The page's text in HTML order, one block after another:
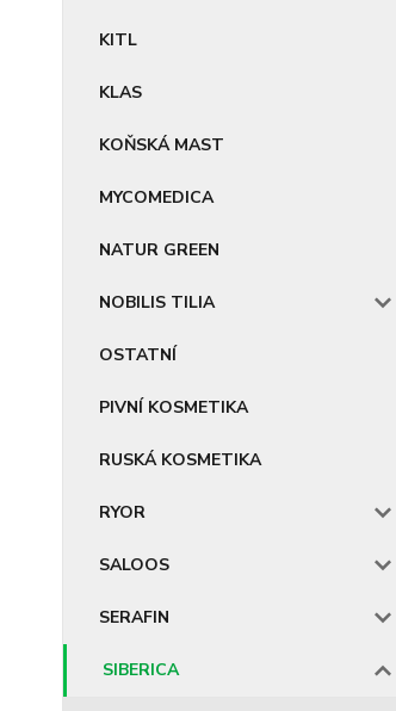
KITL
KLAS
KOŇSKÁ MAST
MYCOMEDICA
NATUR GREEN
NOBILIS TILIA
OSTATNÍ
PIVNÍ KOSMETIKA
RUSKÁ KOSMETIKA
RYOR
SALOOS
SERAFIN
SIBERICA